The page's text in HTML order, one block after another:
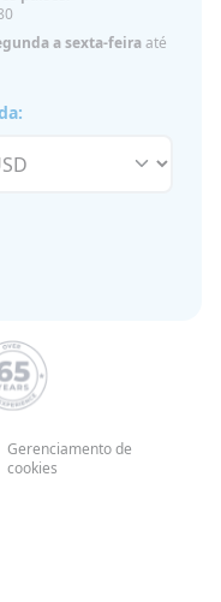
a sexta-feiraaté
Gerenciamento de
cookies